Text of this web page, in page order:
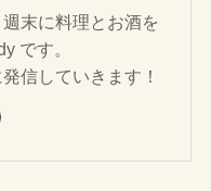
末に料理とお酒を
です。
信していきます！